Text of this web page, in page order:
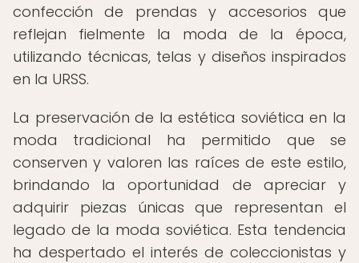
confección de prendas y accesorios que
reflejan fielmente la moda de la época,
utilizando técnicas, telas y diseños inspirados
en la URSS.
La preservación de la estética soviética en la
moda tradicional ha permitido que se
conserven y valoren las raíces de este estilo,
brindando la oportunidad de apreciar y
adquirir piezas únicas que representan el
legado de la moda soviética. Esta tendencia
ha despertado el interés de coleccionistas y